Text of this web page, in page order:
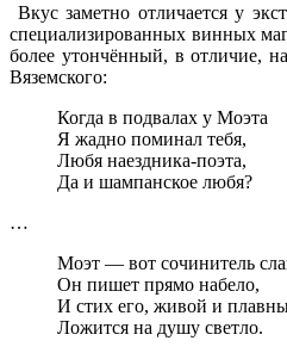
Вкус заметно отличается у
специализированных винных
более утончённый, в отличие,
Вяземского:
Когда в подвалах у Моэта
Я жадно поминал тебя,
Любя наездника-поэта,
Да и шампанское любя?
…
Моэт — вот сочинитель
Он пишет прямо набело,
И стих его, живой и
Ложится на душу светло.